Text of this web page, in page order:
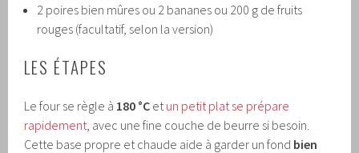
2 poires bien mûres ou 2 bananes ou 200 g de fruits
rouges (facultatif, selon la version)
LES ÉTAPES
Le four se règle à 180 °C et un petit plat se prépare
rapidement , avec une fine couche de beurre si besoin.
Cette base propre et chaude aide à garder un fond bien